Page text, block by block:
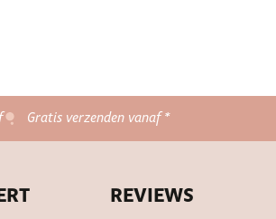
Gratis verzenden vanaf *
REVIEWS